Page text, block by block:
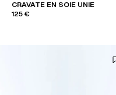
CRAVATE EN SOIE UNIE
125 €